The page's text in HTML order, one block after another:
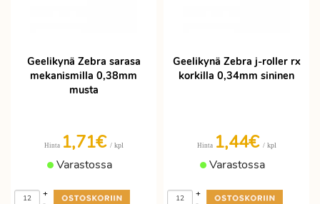
Geelikynä Zebra sarasa
mekanismilla 0,38mm
musta
Hinta 1,71€ / kpl
Varastossa
+
Geelikynä Zebra j-roller rx
korkilla 0,34mm sininen
Hinta 1,44€ / kpl
Varastossa
+